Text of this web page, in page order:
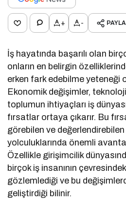
+ -
İş hayatında başarılı olan
onların en belirgin
erken fark edebilme yeteneği
Ekonomik değişimler,
toplumun ihtiyaçları iş
fırsatlar ortaya çıkarır. Bu
görebilen ve
yolculuklarında önemli
Özellikle girişimcilik
birçok iş insanının
gözlemlediği ve bu
geliştirdiği bilinir.